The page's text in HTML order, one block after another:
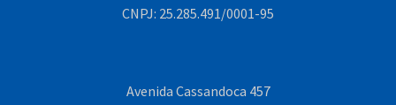
CNPJ: 25.285.491/0001-95
Avenida Cassandoca 457